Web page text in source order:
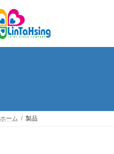
ホーム 製品